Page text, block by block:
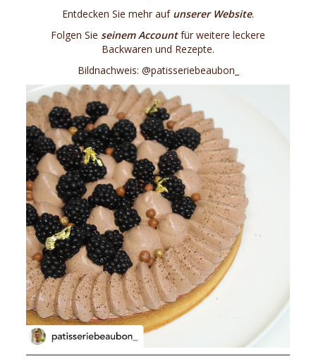
Entdecken Sie mehr auf unserer Website.
Folgen Sie seinem Accountfür weitere leckere
Backwaren und Rezepte.
Bildnachweis: @patisseriebeaubon_